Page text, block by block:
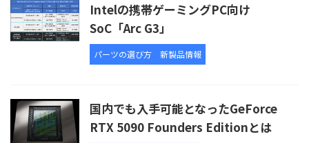
Intelの携帯ゲーミングPC向け
SoC「Arc G3」
パーツの選び方 新製品情報
国内でも入手可能となったGeForce
RTX 5090 Founders Editionとは